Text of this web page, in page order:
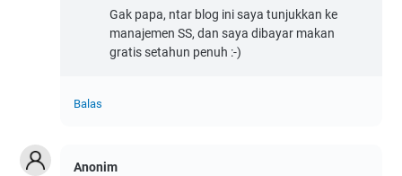
Gak papa, ntar blog ini saya tunjukkan ke
manajemen SS, dan saya dibayar makan
gratis setahun penuh :-)
Balas
Anonim